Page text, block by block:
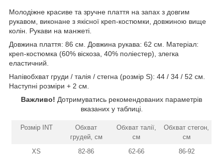
Молодіжне красиве та зручне плаття на запах з довгим
рукавом, виконане з якісної креп-костюмки, довжиною вище
колін. Рукави на манжеті.
Довжина плаття: 86 см. Довжина рукава: 62 см. Матеріал:
креп-костюмка (60% віскоза, 40% поліестер), злегка
еластичний.
Напівобхват груди / талія / стегна (розмір S): 44 / 34 / 52 см.
Наступні розміри + 2 см.
Важливо! Дотримуватись рекомендованих параметрів
вказаних у таблиці.
Розмір INT
Обхват
грудей, см
Обхват талії,
см
Обхват стегон,
см
XS
82-86 62-66
86-92